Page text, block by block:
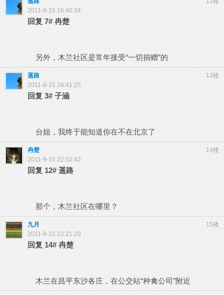
2011-9-15 16:40:34
回复 7# 冉楚
另外，木兰社区是常年接受“一切捐赠”的
13楼
遥路
2011-9-15 16:41:25
回复 3# 子涵
台姐，我终于能知道你在不在北京了
14楼
冉楚
2011-9-15 22:52:42
回复 12# 遥路
那个，木兰社区在哪里？
15楼
九月
2011-9-15 23:21:29
回复 14# 冉楚
木兰在昌平东沙各庄，在公交站“种禽公司”附近